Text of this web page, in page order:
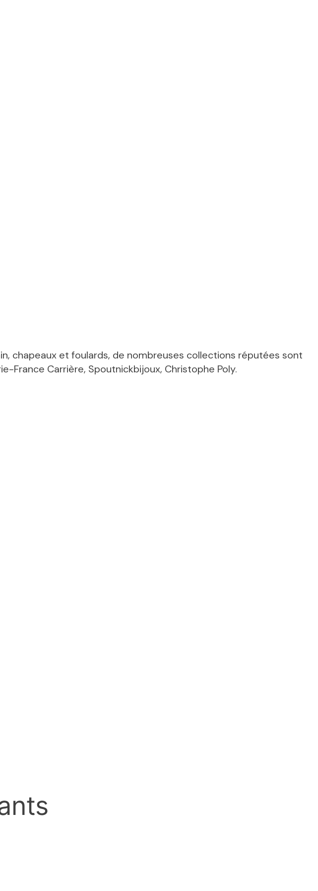
chapeaux et foulards, de nombreuses collections réputées sont
France Carrière, Spoutnickbijoux, Christophe Poly.